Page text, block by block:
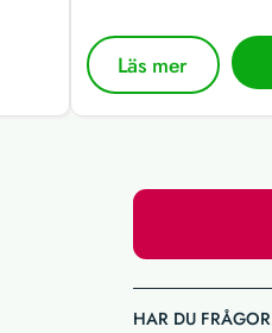
Läs mer
HAR DU FRÅGOR